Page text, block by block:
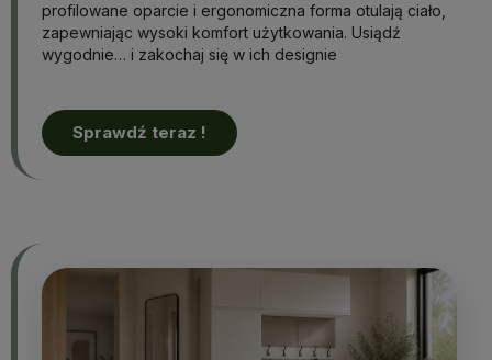
profilowane oparcie i ergonomiczna forma otulają ciało,
zapewniając wysoki komfort użytkowania. Usiądź
wygodnie… i zakochaj się w ich designie
Sprawdź teraz !